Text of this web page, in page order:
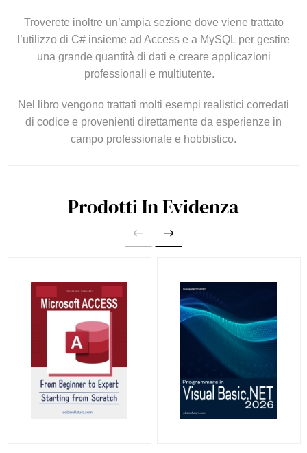
Troverete inoltre un’ampia sezione dove viene trattato
l’utilizzo di C# insieme ad Access e a MySQL per gestire
una grande quantità di dati e creare applicazioni
professionali e multiutente.
Nel libro vengono trattati molti esempi realistici corredati
di codice e provenienti direttamente da esperienze in
campo professionale e hobbistico.
Prodotti In Evidenza